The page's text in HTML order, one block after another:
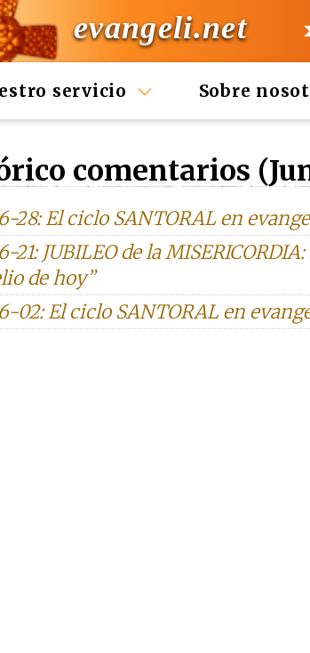
evangeli.net
servicio Sobre
comentarios
28: El ciclo SANTORAL en
21: JUBILEO de la
de hoy”
02: El ciclo SANTORAL en